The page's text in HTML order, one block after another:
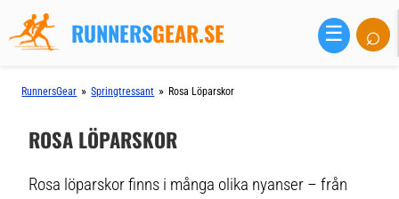
RUNNERSGEAR.SE ☰ ⌕
RunnersGear » Springtressant » Rosa Löparskor
ROSA LÖPARSKOR
Rosa löparskor finns i många olika nyanser – från